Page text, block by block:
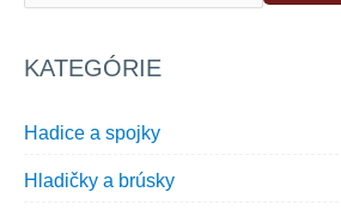
KATEGÓRIE
Hadice a spojky
Hladičky a brúsky